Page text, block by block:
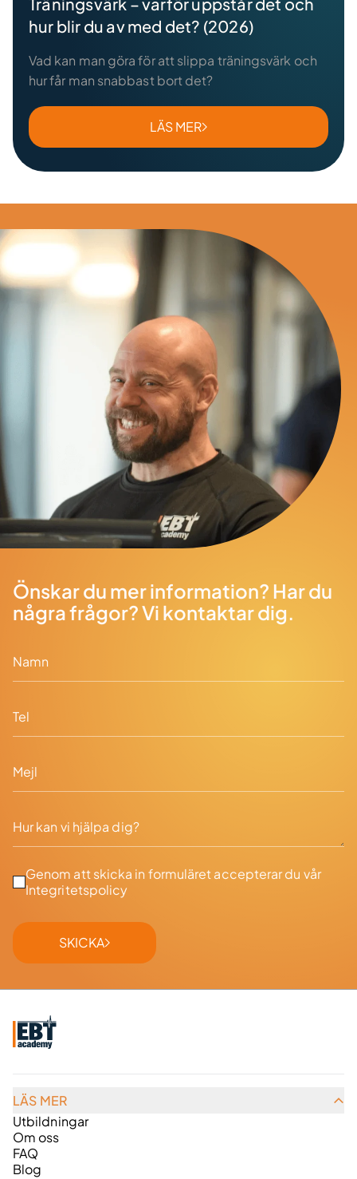
hur blir du av med det? (2026)
Vad kan man göra för att slippa träningsvärk och
hur får man snabbast bort det?
LÄS MER
Önskar du mer information? Har du
några frågor? Vi kontaktar dig.
Genom att skicka in formuläret accepterar du vår
Integritetspolicy
SKICKA
LÄS MER
Utbildningar
Om oss
FAQ
Blog